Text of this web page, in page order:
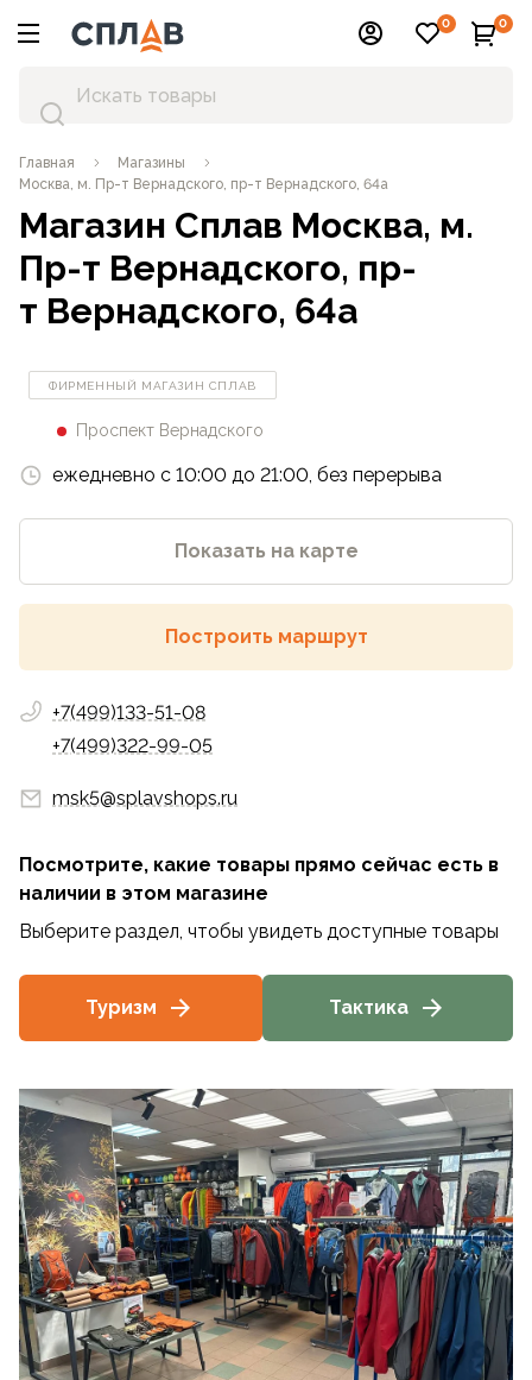
0 0
Главная
Магазины
Москва, м. Пр-т Вернадского, пр-т Вернадского, 64а
Магазин Сплав Москва, м.
Пр-т Вернадского, пр-
т Вернадского, 64а
ФИРМЕННЫЙ МАГАЗИН СПЛАВ
Проспект Вернадского
ежедневно c 10:00 до 21:00, без перерыва
Показать на карте
Построить маршрут
+7(499)133-51-08
+7(499)322-99-05
msk5@splavshops.ru
Посмотрите, какие товары прямо сейчас есть в
наличии в этом магазине
Выберите раздел, чтобы увидеть доступные товары
Туризм Тактика